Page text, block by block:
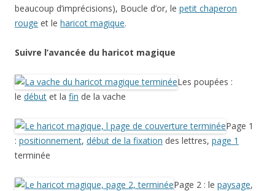
beaucoup d’imprécisions), Boucle d’or, le petit chaperon
rouge et le haricot magique.
Suivre l’avancée du haricot magique
Les poupées :
le début et la fin de la vache
Page 1
: positionnement, début de la fixation des lettres, page 1
terminée
Page 2 : le paysage,